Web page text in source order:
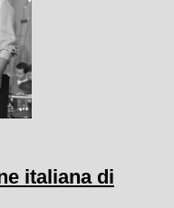
italiana di